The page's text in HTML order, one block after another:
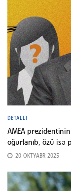
DETALLI
AMEA
oğurlanıb, özü isə
20 OKTYABR 2025